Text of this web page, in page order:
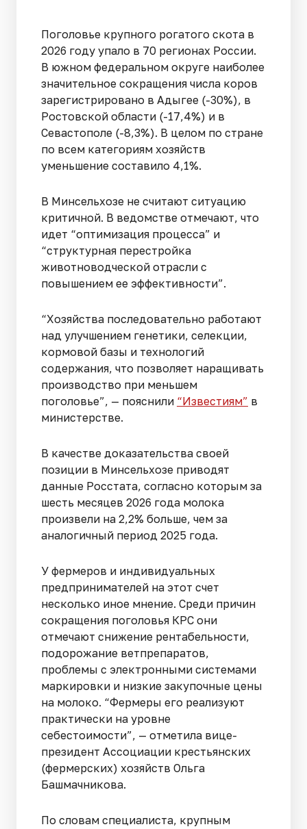
Поголовье крупного рогатого скота в
2026 году упало в 70 регионах России.
В южном федеральном округе наиболее
значительное сокращения числа коров
зарегистрировано в Адыгее (-30%), в
Ростовской области (-17,4%) и в
Севастополе (-8,3%). В целом по стране
по всем категориям хозяйств
уменьшение составило 4,1%.
В Минсельхозе не считают ситуацию
критичной. В ведомстве отмечают, что
идет “оптимизация процесса” и
“структурная перестройка
животноводческой отрасли с
повышением ее эффективности”.
“Хозяйства последовательно работают
над улучшением генетики, селекции,
кормовой базы и технологий
содержания, что позволяет наращивать
производство при меньшем
поголовье”, — пояснили “Известиям” в
министерстве.
В качестве доказательства своей
позиции в Минсельхозе приводят
данные Росстата, согласно которым за
шесть месяцев 2026 года молока
произвели на 2,2% больше, чем за
аналогичный период 2025 года.
У фермеров и индивидуальных
предпринимателей на этот счет
несколько иное мнение. Среди причин
сокращения поголовья КРС они
отмечают снижение рентабельности,
подорожание ветпрепаратов,
проблемы с электронными системами
маркировки и низкие закупочные цены
на молоко. “Фермеры его реализуют
практически на уровне
себестоимости”, — отметила вице-
президент Ассоциации крестьянских
(фермерских) хозяйств Ольга
Башмачникова.
По словам специалиста, крупным